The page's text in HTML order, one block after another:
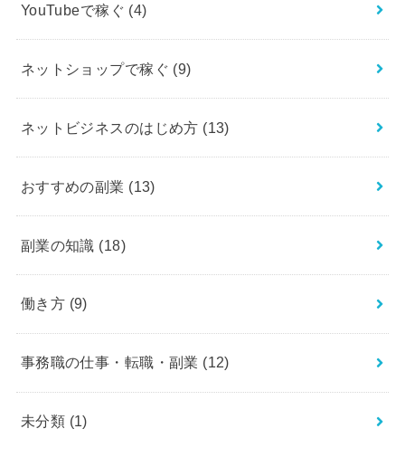
YouTubeで稼ぐ (4)
ネットショップで稼ぐ (9)
ネットビジネスのはじめ方 (13)
おすすめの副業 (13)
副業の知識 (18)
働き方 (9)
事務職の仕事・転職・副業 (12)
未分類 (1)